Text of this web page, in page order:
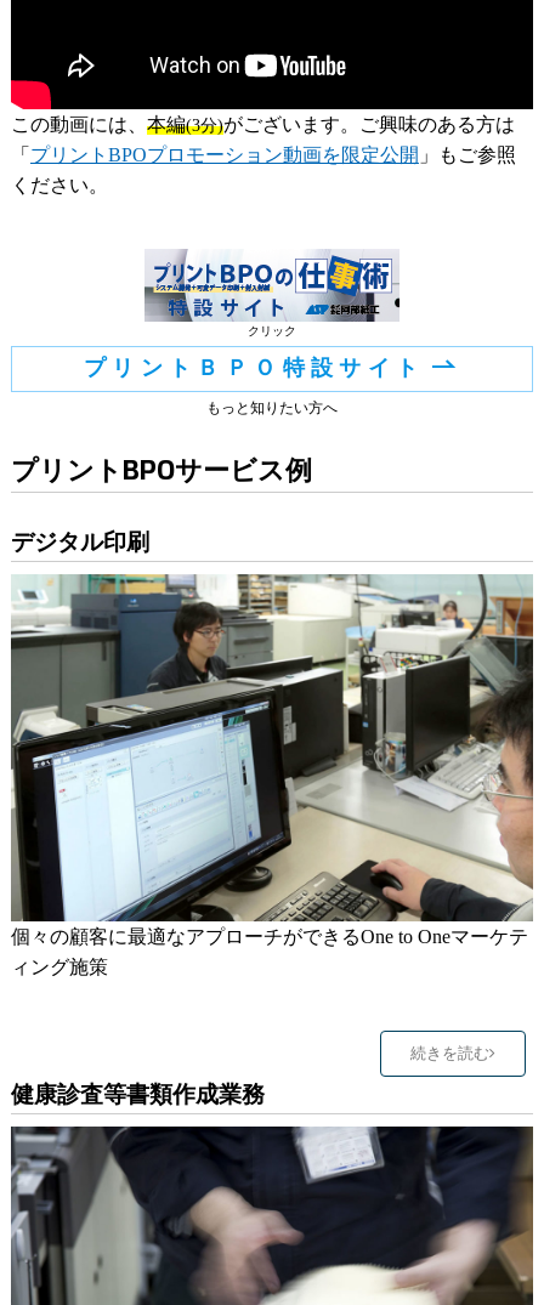
この動画には、 本編(3分)がございます。ご興味のある方は
「 プリントBPOプロモーション動画を限定公開 」もご参照
ください。
クリック
プリントＢＰＯ特設サイト
もっと知りたい方へ
プリントBPOサービス例
デジタル印刷
個々の顧客に最適なアプローチができるOne to Oneマーケテ
ィング施策
続きを読む
健康診査等書類作成業務